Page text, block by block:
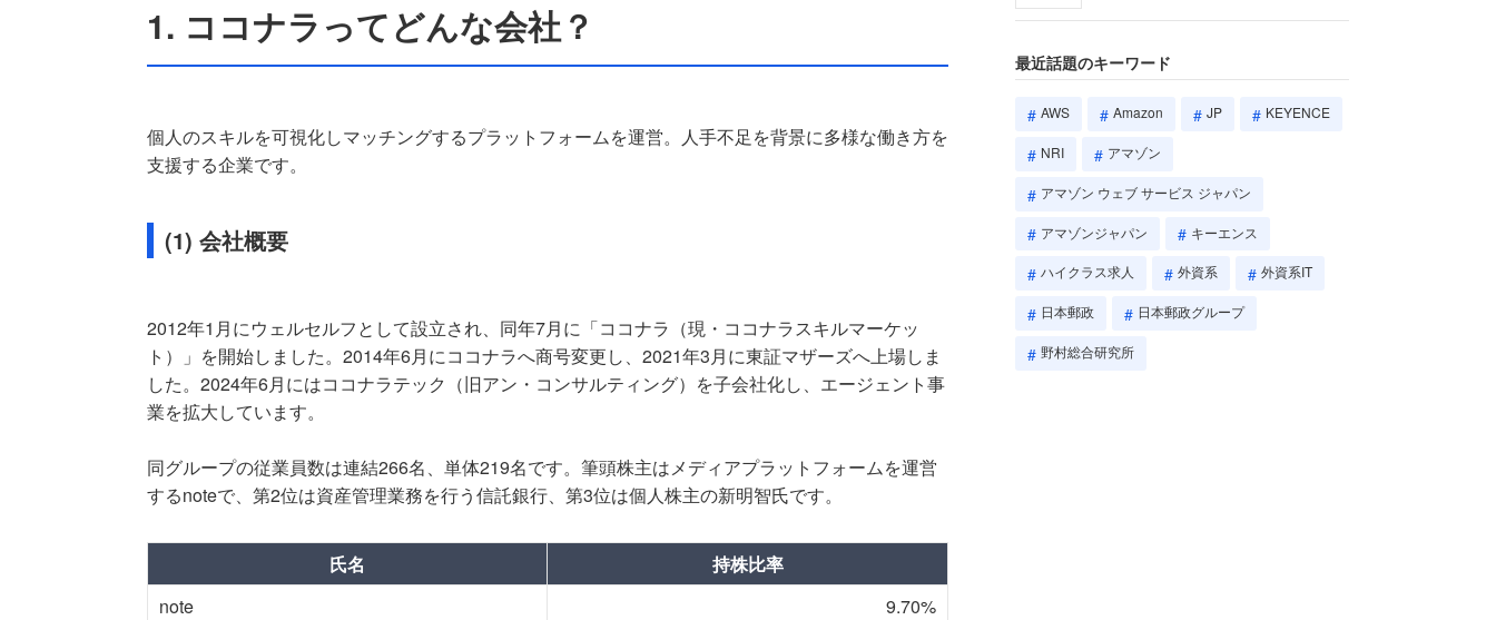
1. ココナラってどんな会社？
個人のスキルを可視化しマッチングするプラットフォームを運営。人手不足を背景に多様な働き方を
支援する企業です。
(1) 会社概要
2012年1月にウェルセルフとして設立され、同年7月に「ココナラ（現・ココナラスキルマーケッ
ト）」を開始しました。2014年6月にココナラへ商号変更し、2021年3月に東証マザーズへ上場しま
した。2024年6月にはココナラテック（旧アン・コンサルティング）を子会社化し、エージェント事
業を拡大しています。
同グループの従業員数は連結266名、単体219名です。筆頭株主はメディアプラットフォームを運営
するnoteで、第2位は資産管理業務を行う信託銀行、第3位は個人株主の新明智氏です。
氏名
持株比率
note
9.70%
最近話題のキーワード
AWS Amazon JP KEYENCE
NRI アマゾン
アマゾン ウェブ サービス ジャパン
アマゾンジャパン キーエンス
ハイクラス求人 外資系 外資系IT
日本郵政 日本郵政グループ
野村総合研究所